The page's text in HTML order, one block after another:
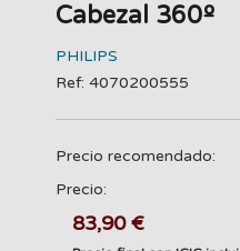
Cabezal 360º
PHILIPS
Ref: 4070200555
Precio recomendado:
Precio:
83,90 €